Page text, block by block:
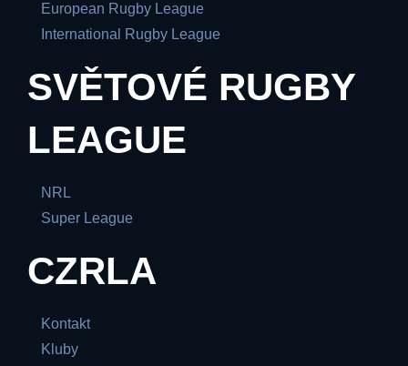
European Rugby League
International Rugby League
SVĚTOVÉ RUGBY
LEAGUE
NRL
Super League
CZRLA
Kontakt
Kluby